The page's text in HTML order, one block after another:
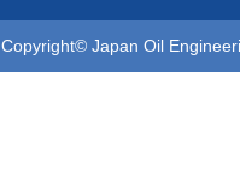
Copyright© Japan Oil